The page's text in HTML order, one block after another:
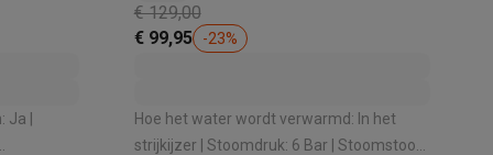
Smartphone gaming controllers
& GPS trackers
|
€ 129,00
€ 99,95
-23%
Hoe het water wordt verwarmd: In het
strijkijzer | Stoomdruk: 6 Bar | Stoomstoot: